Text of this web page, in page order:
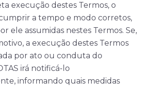
execução destes Termos, o
a tempo e modo corretos,
ele assumidas nestes Termos. Se,
a execução destes Termos
por ato ou conduta do
irá notificá-lo
informando quais medidas